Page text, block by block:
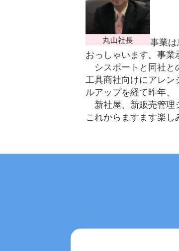
事業
おっしゃいます。事業
シスポートと同社と
工具商社向けにアレ
ルアップを経て昨年、
新社屋、新販売管理
これからますます楽し